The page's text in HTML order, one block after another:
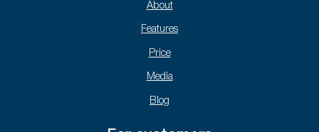
About
Features
Price
Media
Blog